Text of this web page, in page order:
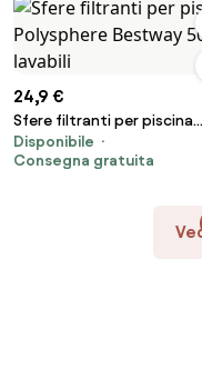
24,9 €
Sfere filtranti per piscina
Polysphere Bestway 500 gr.
lavabili
Disponibile
Consegna gratuita